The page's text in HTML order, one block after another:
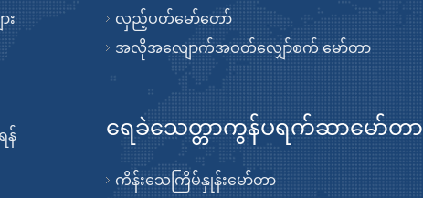
း
လှည့်ပတ်မော်တော်
အလိုအလျောက်အဝတ်လျှော်စက် မော်တာ
ရေခဲသေတ္တာကွန်ပရက်ဆာမော်တာ
ကိန်းသေကြိမ်နှုန်းမော်တာ